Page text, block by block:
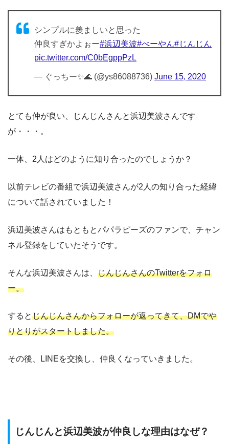
シンプルに羨ましいと思った
仲良すぎかよぉー#浜辺美波#べーやん#じんじん
pic.twitter.com/C0bEgppPzL
— ぐっちー✨🌊 (@ys86088736) June 15, 2020
とても仲が良い、じんじんさんと浜辺美波さんです
が・・・。
一体、2人はどのように知り合ったのでしょうか？
以前テレビの番組で浜辺美波さんが2人の知り合った経緯
について話されていました！
浜辺美波さんはもともとパパラピーズのファンで、チャン
ネル登録をしていたそうです。
そんな浜辺美波さんは、 じんじんさんのTwitterをフォロ
ー。
するとじんじんさんからフォローが返ってきて、DMでや
りとりがスタートしました。
その後、LINEを交換し、仲良くなっていきました。
じんじんと浜辺美波が仲良しな理由はなぜ？